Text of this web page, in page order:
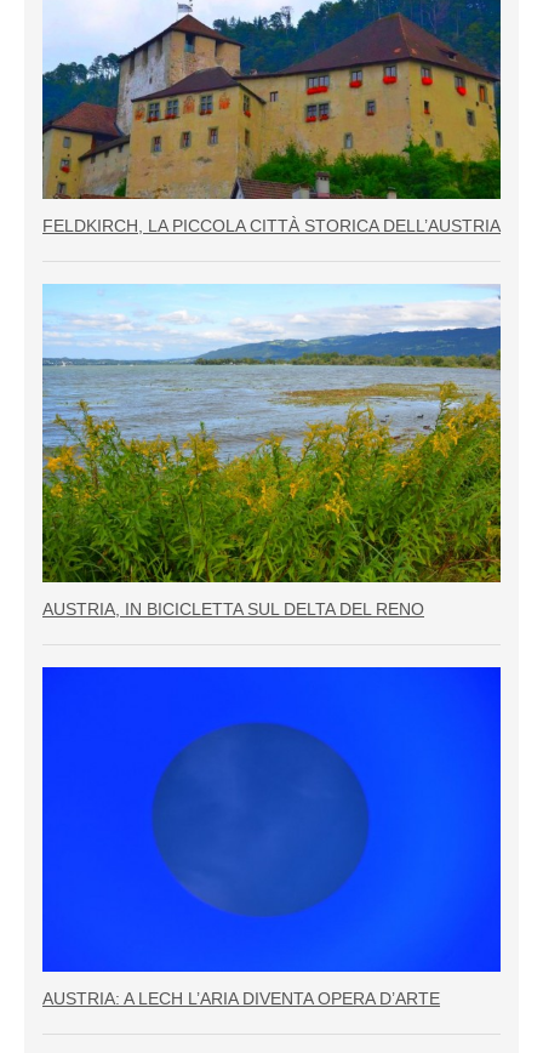
FELDKIRCH, LA PICCOLA CITTÀ STORICA DELL’AUSTRIA
AUSTRIA, IN BICICLETTA SUL DELTA DEL RENO
AUSTRIA: A LECH L’ARIA DIVENTA OPERA D’ARTE